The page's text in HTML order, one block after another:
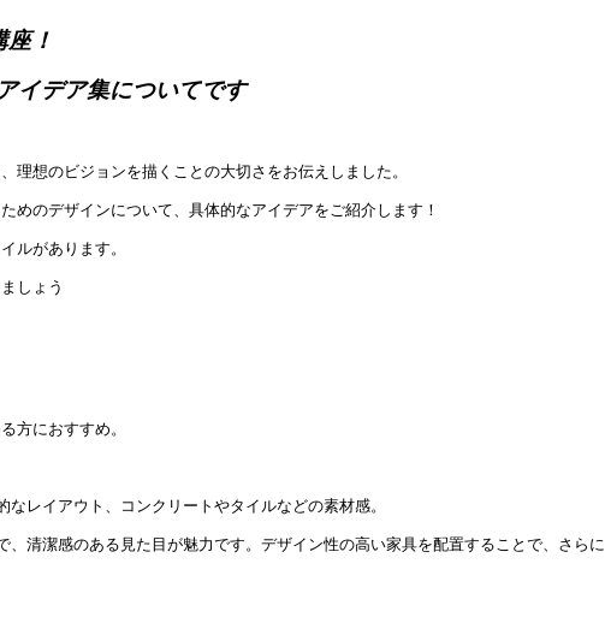
！
イデア集についてです
理想のビジョンを描くことの大切さをお伝えしました。
めのデザインについて、具体的なアイデアをご紹介します！
ルがあります。
しょう
方におすすめ。
レイアウト、コンクリートやタイルなどの素材感。
、清潔感のある見た目が魅力です。デザイン性の高い家具を配置することで、さらに